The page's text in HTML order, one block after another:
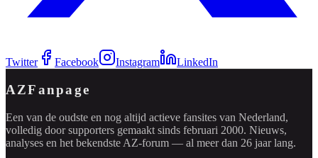
Twitter Facebook Instagram LinkedIn
AZFanpage
Een van de oudste en nog altijd actieve fansites van Nederland,
volledig door supporters gemaakt sinds februari 2000. Nieuws,
analyses en het bekendste AZ-forum — al meer dan 26 jaar lang.